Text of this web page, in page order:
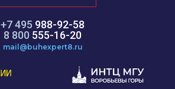
+7 495 988-92-58
8 800 555-16-20
mail@buhexpert8.ru